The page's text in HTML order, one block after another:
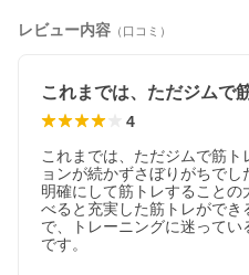
レビュー内容 （口コミ）
4
これまでは、ただジムで筋
ョンが続かずさぼりがちで
明確にして筋トレすること
べると充実した筋トレがで
で、トレーニングに迷って
です。